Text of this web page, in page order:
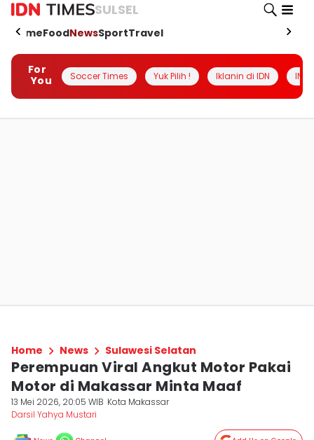
SULSEL
HomeFoodNewsSportTravel
For
You
Soccer Times Yuk Pilih ! Iklanin di IDN
Home News Sulawesi Selatan
Perempuan Viral Angkut Motor Pakai
Motor di Makassar Minta Maaf
13 Mei 2026, 20:05 WIB Kota Makassar
Darsil Yahya Mustari